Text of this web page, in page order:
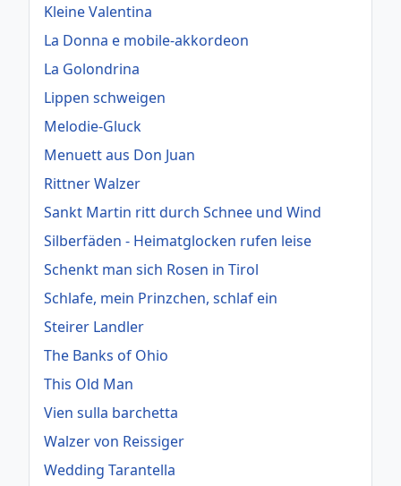
Kleine Valentina
La Donna e mobile-akkordeon
La Golondrina
Lippen schweigen
Melodie-Gluck
Menuett aus Don Juan
Rittner Walzer
Sankt Martin ritt durch Schnee und Wind
Silberfäden - Heimatglocken rufen leise
Schenkt man sich Rosen in Tirol
Schlafe, mein Prinzchen, schlaf ein
Steirer Landler
The Banks of Ohio
This Old Man
Vien sulla barchetta
Walzer von Reissiger
Wedding Tarantella